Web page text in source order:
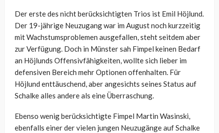
Der erste des nicht berücksichtigten Trios ist Emil Höjlund.
Der 19-jährige Neuzugang war im August noch kurzzeitig
mit Wachstumsproblemen ausgefallen, steht seitdem aber
zur Verfügung. Doch in Münster sah Fimpel keinen Bedarf
an Höjlunds Offensivfähigkeiten, wollte sich lieber im
defensiven Bereich mehr Optionen offenhalten. Für
Höjlund enttäuschend, aber angesichts seines Status auf
Schalke alles andere als eine Überraschung.
Ebenso wenig berücksichtigte Fimpel Martin Wasinski,
ebenfalls einer der vielen jungen Neuzugänge auf Schalke